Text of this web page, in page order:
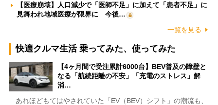
【医療崩壊】人口減少で「医師不足」に加えて「患者不足」に
見舞われ地域医療が限界に 今後…
一覧を見る
快適クルマ生活 乗ってみた、使ってみた
【4ヶ月間で受注累計6000台】BEV普及の障壁と
なる「航続距離の不安」「充電のストレス」解
消…
あれほどもてはやされていた「EV（BEV）シフト」の潮流も、